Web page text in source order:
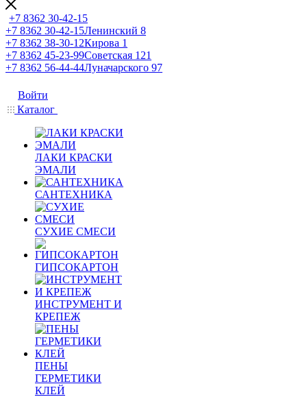
+7 8362 30-42-15
+7 8362 30-42-15Ленинский 8
+7 8362 38-30-12Кирова 1
+7 8362 45-23-99Советская 121
+7 8362 56-44-44Луначарского 97
Войти
Каталог
ЛАКИ КРАСКИ
ЭМАЛИ
САНТЕХНИКА
СУХИЕ СМЕСИ
ГИПСОКАРТОН
ИНСТРУМЕНТ И
КРЕПЕЖ
ПЕНЫ
ГЕРМЕТИКИ
КЛЕЙ